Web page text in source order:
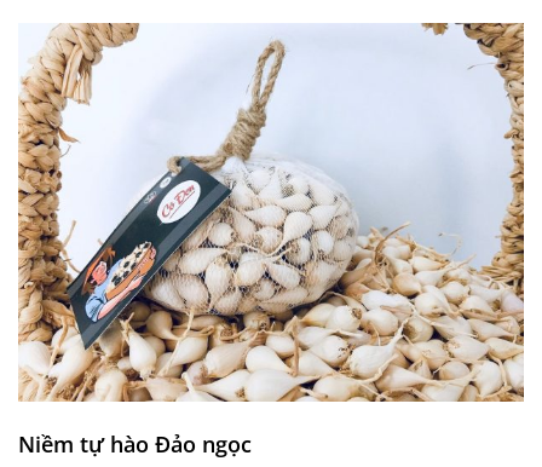
Niềm tự hào Đảo ngọc